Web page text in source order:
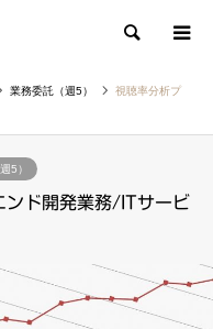
検索
業務委託（週5）
視聴率分析プ
5）
ンド開発業務/ITサービ